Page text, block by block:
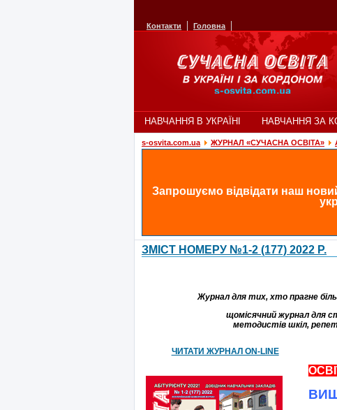
Контакти Головна
НАВЧАННЯ В УКРАЇНІ НАВЧАННЯ ЗА
s-osvita.com.ua ЖУРНАЛ «СУЧАСНА ОСВІТА»
Запрошуємо відвідати наш
ЗМІСТ НОМЕРУ №1-2 (177) 2022 Р.
Журнал для тих, хто прагне
щомісячний журнал для
методистів шкіл,
ЧИТАТИ ЖУРНАЛ ON-LINE